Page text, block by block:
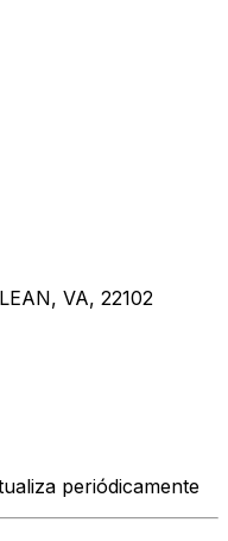
VA, 22102
periódicamente